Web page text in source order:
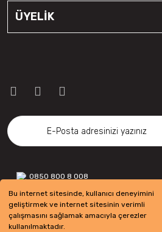
Bu internet sitesinde, kullanıcı deneyimini
geliştirmek ve internet sitesinin verimli
çalışmasını sağlamak amacıyla çerezler
kullanılmaktadır.
ÜYELİK
0850 800 8 008